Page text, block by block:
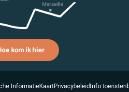
kom ik hier
InformatieKaartPrivacybeleidInfo